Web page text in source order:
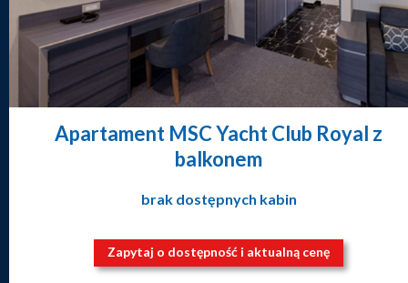
Apartament MSC Yacht Club Royal z
balkonem
brak dostępnych kabin
Zapytaj o dostępność i aktualną cenę